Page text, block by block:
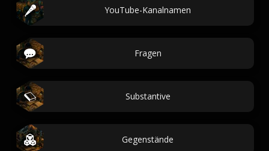
YouTube-Kanalnamen
Fragen
Substantive
Gegenstände